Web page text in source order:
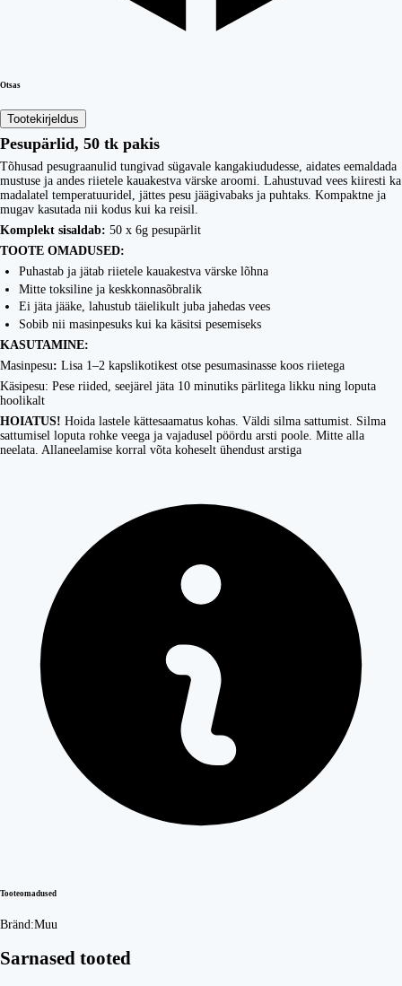
Otsas
Tootekirjeldus
Pesupärlid, 50 tk pakis
Tõhusad pesugraanulid tungivad sügavale kangakiududesse, aidates eemaldada
mustuse ja andes riietele kauakestva värske aroomi. Lahustuvad vees kiiresti ka
madalatel temperatuuridel, jättes pesu jäägivabaks ja puhtaks. Kompaktne ja
mugav kasutada nii kodus kui ka reisil.
Komplekt sisaldab: 50 x 6g pesupärlit
TOOTE OMADUSED:
Puhastab ja jätab riietele kauakestva värske lõhna
Mitte toksiline ja keskkonnasõbralik
Ei jäta jääke, lahustub täielikult juba jahedas vees
Sobib nii masinpesuks kui ka käsitsi pesemiseks
KASUTAMINE:
Masinpesu: Lisa 1–2 kapslikotikest otse pesumasinasse koos riietega
Käsipesu: Pese riided, seejärel jäta 10 minutiks pärlitega likku ning loputa
hoolikalt
HOIATUS! Hoida lastele kättesaamatus kohas. Väldi silma sattumist. Silma
sattumisel loputa rohke veega ja vajadusel pöördu arsti poole. Mitte alla
neelata. Allaneelamise korral võta koheselt ühendust arstiga
Tooteomadused
Bränd:Muu
Sarnased tooted